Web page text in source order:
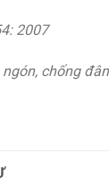
2007
chống